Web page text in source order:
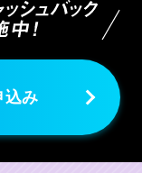
帯）の
ビス料、
込み